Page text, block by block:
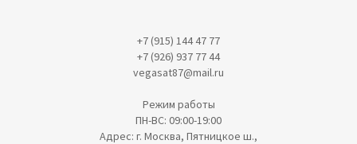
+7 (915) 144 47 77
+7 (926) 937 77 44
vegasat87@mail.ru
Режим работы
ПН-ВС: 09:00-19:00
Адрес: г. Москва, Пятницкое ш.,